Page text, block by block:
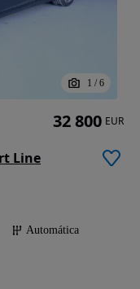
1 / 6
Line
Automática
32 800 EUR